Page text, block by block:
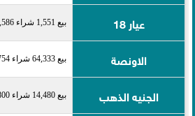
عيار 18 بيع 1,551 شراء 1,586
الاونصة بيع 64,333 شراء 65,754
الجنيه الذهب بيع 14,480 شراء 14,800